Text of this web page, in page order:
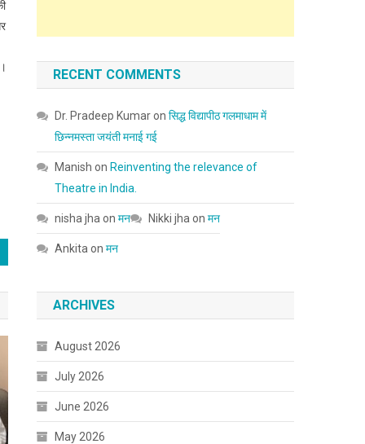
RECENT COMMENTS
Dr. Pradeep Kumaronसिद्ध विद्यापीठ गलमाधाम में
छिन्नमस्ता जयंती मनाई गई
Manish on Reinventing the relevance of
Theatre in India.
nisha jha onमन Nikki jha onमन
Ankita onमन
ARCHIVES
August 2026
July 2026
June 2026
May 2026